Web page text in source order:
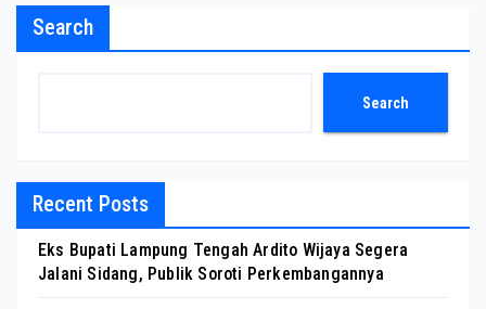
Search
Search
Recent Posts
Eks Bupati Lampung Tengah Ardito Wijaya Segera
Jalani Sidang, Publik Soroti Perkembangannya